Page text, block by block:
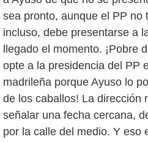
sea pronto, aunque el PP no
incluso, debe presentarse a
llegado el momento. ¡Pobre
opte a la presidencia del PP
madrileña porque Ayuso lo
de los caballos! La dirección
señalar una fecha cercana,
por la calle del medio. Y eso